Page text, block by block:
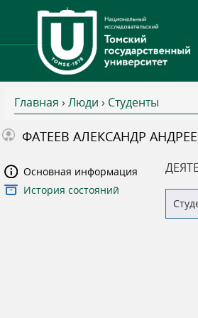
В
ы
з
Главная › Люди › Студенты
ФАТЕЕВ АЛЕКСАНДР
Основная информация
История состояний